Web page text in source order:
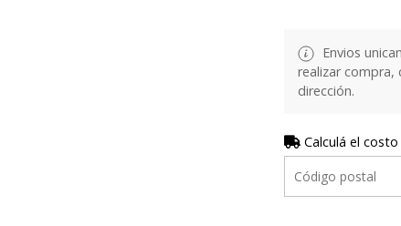
Envios
realizar compra,
dirección.
Calculá el costo